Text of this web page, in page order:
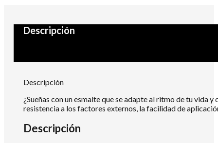
Descripción
Descripción
¿Sueñas con un esmalte que se adapte al ritmo de tu vida
resistencia a los factores externos, la facilidad de
Descripción